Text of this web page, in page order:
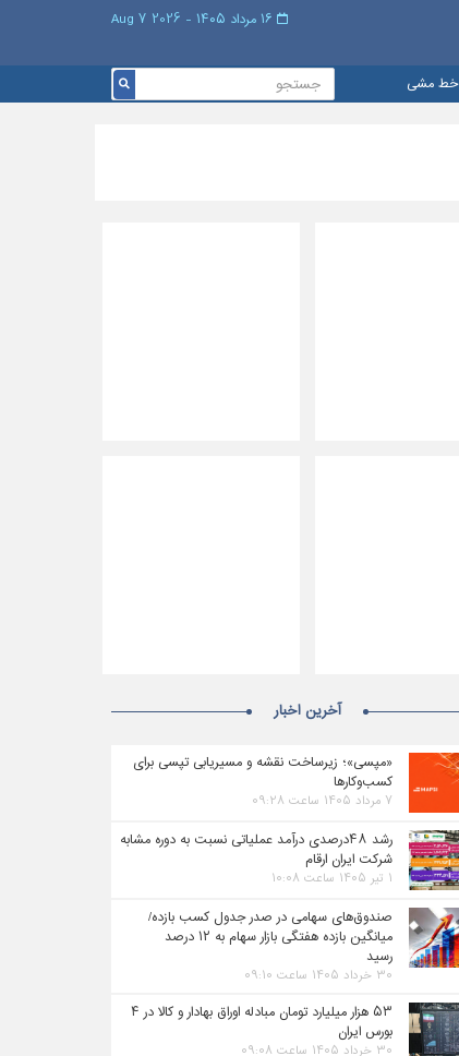
خط مشی
آخرین اخبار
«مپسی»؛ زیرساخت نقشه و مسیریابی تپسی برای
کسب‌وکارها
۷ مرداد ۱۴۰۵ ساعت ۰۹:۲۸
رشد ۴۸درصدی درآمد عملیاتی نسبت به دوره مشابه
شرکت ایران ارقام
۱ تیر ۱۴۰۵ ساعت ۱۰:۰۸
صندوق‌های سهامی در صدر جدول کسب بازده/
میانگین بازده هفتگی بازار سهام به ۱۲ درصد
رسید
۳۰ خرداد ۱۴۰۵ ساعت ۰۹:۱۰
۵۳ هزار میلیارد تومان مبادله اوراق بهادار و کالا در ۴
بورس ایران
۳۰ خرداد ۱۴۰۵ ساعت ۰۹:۰۸